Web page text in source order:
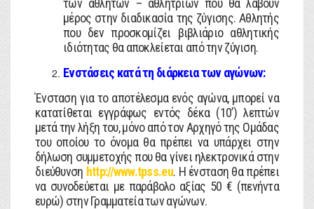
των αθλητών – αθλητριών που θα λάβουν
μέρος στην διαδικασία της ζύγισης. Αθλητής
που δεν προσκομίζει βιβλιάριο αθλητικής
ιδιότητας θα αποκλείεται από την ζύγιση.
Ενστάσεις κατά τη διάρκεια των αγώνων:
Ένσταση για το αποτέλεσμα ενός αγώνα, μπορεί να
κατατίθεται εγγράφως εντός δέκα (10’) λεπτών
μετά την λήξη του, μόνο από τον Αρχηγό της Ομάδας
του οποίου το όνομα θα πρέπει να υπάρχει στην
δήλωση συμμετοχής που θα γίνει ηλεκτρονικά στην
διεύθυνση http://www.tpss.eu. H ένσταση θα πρέπει
να συνοδεύεται με παράβολο αξίας 50 € (πενήντα
ευρώ) στην Γραμματεία των αγώνων.